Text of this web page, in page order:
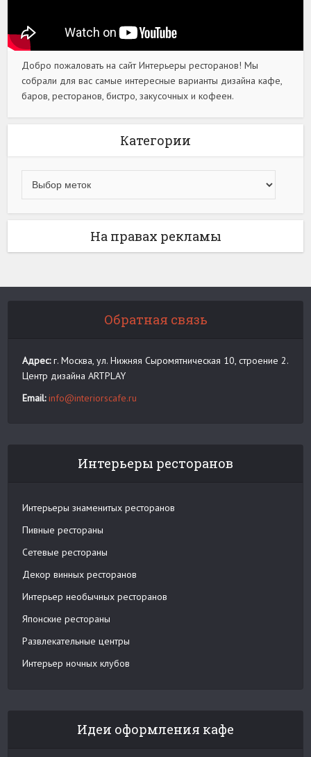
Добро пожаловать на сайт Интерьеры ресторанов! Мы
собрали для вас самые интересные варианты дизайна кафе,
баров, ресторанов, бистро, закусочных и кофеен.
Категории
На правах рекламы
Обратная связь
Адрес:г. Москва, ул. Нижняя Сыромятническая 10, строение 2.
Центр дизайна ARTPLAY
Email: info@interiorscafe.ru
Интерьеры ресторанов
Интерьеры знаменитых ресторанов
Пивные рестораны
Сетевые рестораны
Декор винных ресторанов
Интерьер необычных ресторанов
Японские рестораны
Развлекательные центры
Интерьер ночных клубов
Идеи оформления кафе